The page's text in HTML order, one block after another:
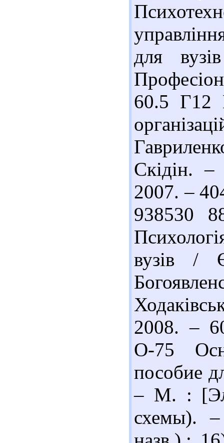
для
60.5 Г12
Скідін.
2007. –
938530
вузів /
2008. –
О-75
пособие
– М. :
схемы).